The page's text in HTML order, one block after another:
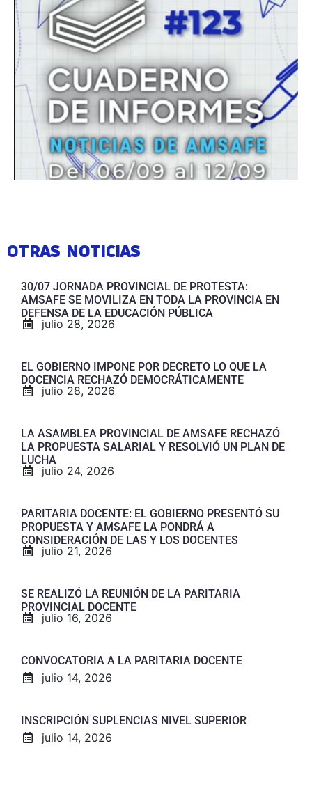
OTRAS NOTICIAS
30/07 JORNADA PROVINCIAL DE PROTESTA:
AMSAFE SE MOVILIZA EN TODA LA PROVINCIA EN
DEFENSA DE LA EDUCACIÓN PÚBLICA
julio 28, 2026
EL GOBIERNO IMPONE POR DECRETO LO QUE LA
DOCENCIA RECHAZÓ DEMOCRÁTICAMENTE
julio 28, 2026
LA ASAMBLEA PROVINCIAL DE AMSAFE RECHAZÓ
LA PROPUESTA SALARIAL Y RESOLVIÓ UN PLAN DE
LUCHA
julio 24, 2026
PARITARIA DOCENTE: EL GOBIERNO PRESENTÓ SU
PROPUESTA Y AMSAFE LA PONDRÁ A
CONSIDERACIÓN DE LAS Y LOS DOCENTES
julio 21, 2026
SE REALIZÓ LA REUNIÓN DE LA PARITARIA
PROVINCIAL DOCENTE
julio 16, 2026
CONVOCATORIA A LA PARITARIA DOCENTE
julio 14, 2026
INSCRIPCIÓN SUPLENCIAS NIVEL SUPERIOR
julio 14, 2026